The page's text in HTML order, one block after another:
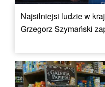
Najsilniejsi ludzie w
Grzegorz Szymański